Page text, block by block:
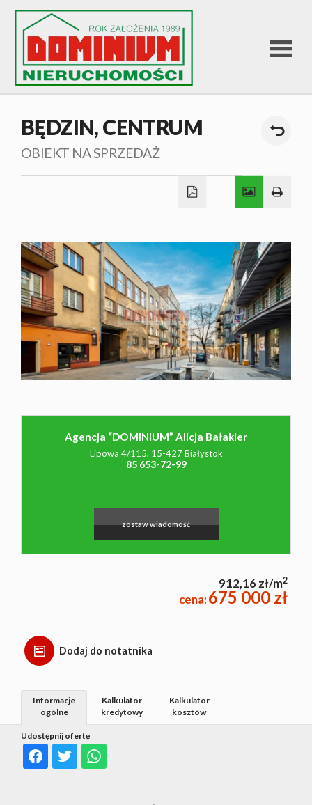
STRONA
OFERTA
OFERTA
NAJMU
BĘDZIN,CENTRUM
OBIEKT NA SPRZEDAŻ
Agencja “DOMINIUM” Alicja Bałakier
Lipowa 4/115, 15-427 Białystok
85 653-72-99
zostaw wiadomość
912,16 zł/m2
cena:675 000 zł
Dodaj do notatnika
Udostępnij ofertę
Informacje
ogólne
Kalkulator
kredytowy
Kalkulator
kosztów